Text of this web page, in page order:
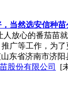
当然选安信种苗
人放心的番茄苗
广等工作，为了
东省济南市济阳
股份有限公司
[